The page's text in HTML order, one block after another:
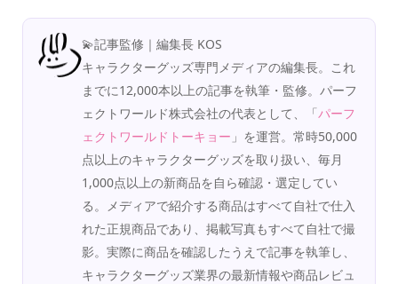
💫記事監修｜編集長 KOS
キャラクターグッズ専門メディアの編集長。これ
までに12,000本以上の記事を執筆・監修。パーフ
ェクトワールド株式会社の代表として、「パーフ
ェクトワールドトーキョー 」を運営。常時50,000
点以上のキャラクターグッズを取り扱い、毎月
1,000点以上の新商品を自ら確認・選定してい
る。メディアで紹介する商品はすべて自社で仕入
れた正規商品であり、掲載写真もすべて自社で撮
影。実際に商品を確認したうえで記事を執筆し、
キャラクターグッズ業界の最新情報や商品レビュ